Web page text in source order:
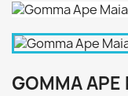
GOMMA APE